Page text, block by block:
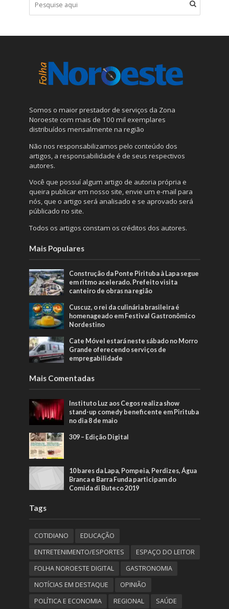
Somos o maior prestador de serviços da Zona
Noroeste com mais de 100 mil exemplares
distribuídos mensalmente na região
Não nos responsabilizamos pelo conteúdo dos
artigos, a responsabilidade é de seus respectivos
autores.
Você que possuí algum artigo de autoria própria e
queira publicar em nosso site, envie um e-mail para
nós, que o artigo será analisado e se aprovado será
públicado no site.
Todos os artigos constam os créditos dos autores.
Mais Populares
Construção da Ponte Pirituba à Lapa segue
em ritmo acelerado. Prefeito visita
canteiro de obras na região
Cuscuz, o rei da culinária brasileira é
homenageado em Festival Gastronômico
Nordestino
Cate Móvel estará neste sábado no Morro
Grande oferecendo serviços de
empregabilidade
Mais Comentadas
Instituto Luz aos Cegos realiza show
stand-up comedy beneficente em Pirituba
no dia 8 de maio
309 – Edição Digital
10 bares da Lapa, Pompeia, Perdizes, Água
Branca e Barra Funda participam do
Comida di Buteco 2019
Tags
COTIDIANO
EDUCAÇÃO
ENTRETENIMENTO/ESPORTES
ESPAÇO DO LEITOR
FOLHA NOROESTE DIGITAL
GASTRONOMIA
NOTÍCIAS EM DESTAQUE
OPINIÃO
POLÍTICA E ECONOMIA
REGIONAL SAÚDE